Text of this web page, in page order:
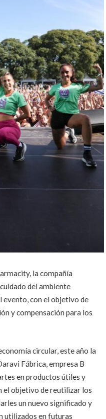
la compañía
del ambiente
evento, con el objetivo de
y compensación para los
circular, este año la
Fábrica, empresa B
en productos útiles y
el objetivo de reutilizar los
un nuevo significado y
utilizados en futuras